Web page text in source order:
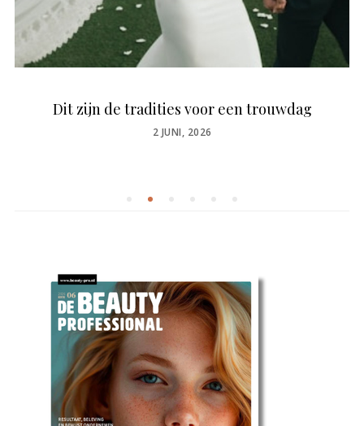
Dit zijn de tradities voor een trouwdag
POSTED
2 JUNI, 2026